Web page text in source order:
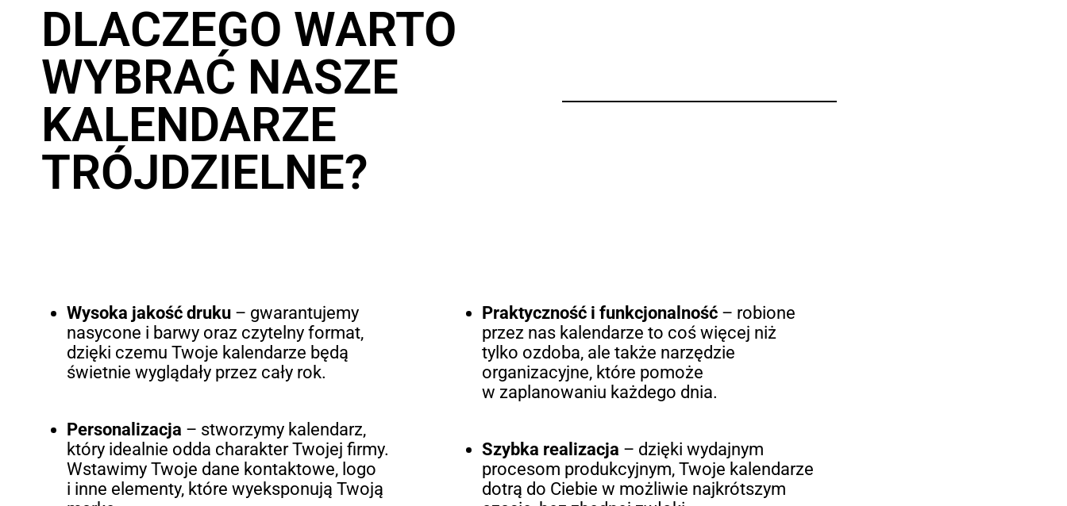
DLACZEGO WARTO
WYBRAĆ NASZE
KALENDARZE
TRÓJDZIELNE?
Wysoka jakość druku – gwarantujemy
nasycone i barwy oraz czytelny format,
dzięki czemu Twoje kalendarze będą
świetnie wyglądały przez cały rok.
Personalizacja – stworzymy kalendarz,
który idealnie odda charakter Twojej firmy.
Wstawimy Twoje dane kontaktowe, logo
i inne elementy, które wyeksponują Twoją
Praktyczność i funkcjonalność – robione
przez nas kalendarze to coś więcej niż
tylko ozdoba, ale także narzędzie
organizacyjne, które pomoże
w zaplanowaniu każdego dnia.
Szybka realizacja – dzięki wydajnym
procesom produkcyjnym, Twoje kalendarze
dotrą do Ciebie w możliwie najkrótszym